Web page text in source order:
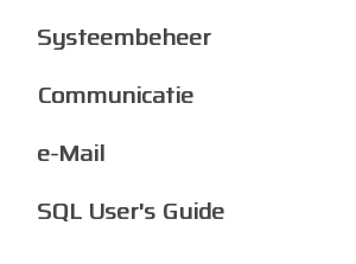
Systeembeheer
Communicatie
e-Mail
SQL User's Guide